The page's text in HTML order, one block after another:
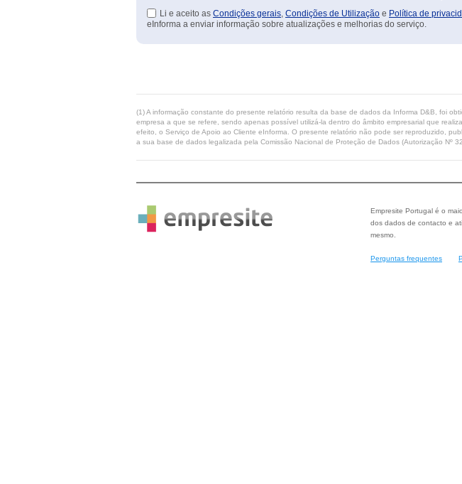
Li e aceito as Condições gerais, Condições de Utilização e Política de
eInforma a enviar informação sobre atualizações e melhorias do serviço.
(1) A informação constante do presente relatório resulta da base de dados da Informa D&B, foi
empresa a que se refere, sendo apenas possível utilizá-la dentro do âmbito empresarial que
efeito, o Serviço de Apoio ao Cliente eInforma. O presente relatório não pode ser reproduzido,
a sua base de dados legalizada pela Comissão Nacional de Proteção de Dados (Autorização Nº
Empresite Portugal é o
dos dados de contacto e
mesmo.
Perguntas frequentes